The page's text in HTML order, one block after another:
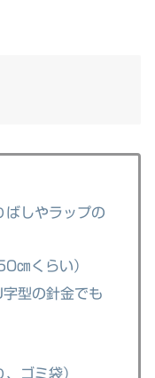
ばしやラップの
㎝くらい）
型の針金でも
ゴミ袋）